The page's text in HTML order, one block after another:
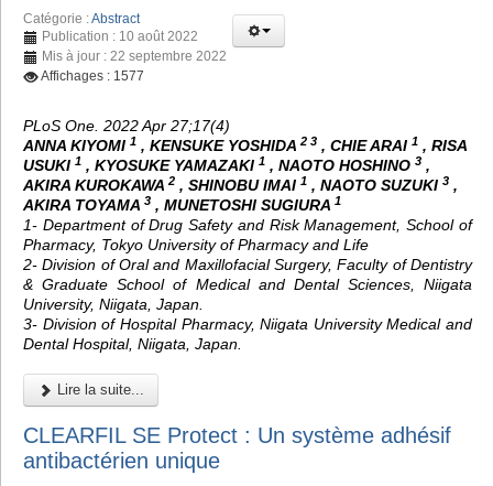
Catégorie :Abstract
Publication : 10 août 2022
Mis à jour : 22 septembre 2022
Affichages : 1577
PLoS One. 2022 Apr 27;17(4)
ANNA KIYOMI 1 , KENSUKE YOSHIDA 2 3 , CHIE ARAI 1 , RISA
USUKI 1 , KYOSUKE YAMAZAKI 1 , NAOTO HOSHINO 3 ,
AKIRA KUROKAWA 2 , SHINOBU IMAI 1 , NAOTO SUZUKI 3 ,
AKIRA TOYAMA 3 , MUNETOSHI SUGIURA 1
1- Department of Drug Safety and Risk Management, School of
Pharmacy, Tokyo University of Pharmacy and Life
2- Division of Oral and Maxillofacial Surgery, Faculty of Dentistry
& Graduate School of Medical and Dental Sciences, Niigata
University, Niigata, Japan.
3- Division of Hospital Pharmacy, Niigata University Medical and
Dental Hospital, Niigata, Japan.
Lire la suite...
CLEARFIL SE Protect : Un système adhésif
antibactérien unique